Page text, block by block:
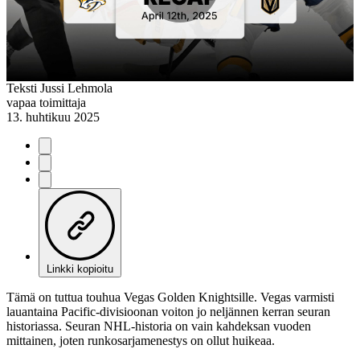
Play
Teksti Jussi Lehmola
vapaa toimittaja
13. huhtikuu 2025
Linkki kopioitu
Tämä on tuttua touhua Vegas Golden Knightsille. Vegas varmisti
lauantaina Pacific-divisioonan voiton jo neljännen kerran seuran
historiassa. Seuran NHL-historia on vain kahdeksan vuoden
mittainen, joten runkosarjamenestys on ollut huikeaa.